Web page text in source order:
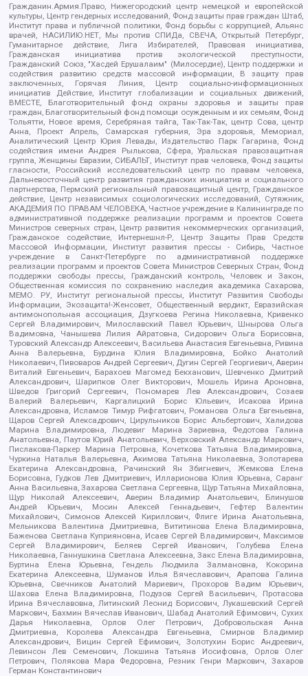
Гражданин.Армия.Право, Нижегородский центр немецкой и европейской
культуры, Центр гендерных исследований, Фонд защиты прав граждан Штаб,
Институт права и публичной политики, Фонд борьбы с коррупцией, Альянс
врачей, НАСИЛИЮ.НЕТ, Мы против СПИДа, СВЕЧА, Открытый Петербург,
Гуманитарное действие, Лига Избирателей, Правовая инициатива,
Гражданская инициатива против экологической преступности,
Гражданский Союз, "Хасдей Ерушалаим" (Милосердие), Центр поддержки и
содействия развитию средств массовой информации, В защиту прав
заключенных, Горячая Линия, Центр социально-информационных
инициатив Действие, Институт глобализации и социальных движений,
ВМЕСТЕ, Благотворительный фонд охраны здоровья и защиты прав
граждан, Благотворительный фонд помощи осужденным и их семьям, Фонд
Тольятти, Новое время, Серебряная тайга, Так-Так-Так, центр Сова, центр
Анна, Проект Апрель, Самарская губерния, Эра здоровья, Мемориал,
Аналитический Центр Юрия Левады, Издательство Парк Гагарина, Фонд
содействия имени Андрея Рылькова, Сфера, Уральская правозащитная
группа, Женщины Евразии, СИБАЛЬТ, Институт прав человека, Фонд защиты
гласности, Российский исследовательский центр по правам человека,
Дальневосточный центр развития гражданских инициатив и социального
партнерства, Пермский региональный правозащитный центр, Гражданское
действие, Центр независимых социологических исследований, Сутяжник,
АКАДЕМИЯ ПО ПРАВАМ ЧЕЛОВЕКА, Частное учреждение в Калининграде по
административной поддержке реализации программ и проектов Совета
Министров северных стран, Центр развития некоммерческих организаций,
Гражданское содействие, Интернешнл-Р, Центр Защиты Прав Средств
Массовой Информации, Институт развития прессы - Сибирь, Частное
учреждение в Санкт-Петербурге по административной поддержке
реализации программ и проектов Совета Министров Северных Стран, Фонд
поддержки свободы прессы, Гражданский контроль, Человек и Закон,
Общественная комиссия по сохранению наследия академика Сахарова,
МЕМО. РУ, Институт региональной прессы, Институт Развития Свободы
Информации, Экозащита!-Женсовет, Общественный вердикт, Евразийская
антимонопольная ассоциация, Дзугкоева Регина Николаевна, Кривенко
Сергей Владимирович, Милославский Павел Юрьевич, Шнырова Ольга
Вадимовна, Чанышева Лилия Айратовна, Сидорович Ольга Борисовна,
Туровский Александр Алексеевич, Васильева Анастасия Евгеньевна, Ривина
Анна Валерьевна, Бурдина Юлия Владимировна, Бойко Анатолий
Николаевич, Пивоваров Андрей Сергеевич, Дугин Сергей Георгиевич, Аверин
Виталий Евгеньевич, Барахоев Магомед Бекханович, Шевченко Дмитрий
Александрович, Шарипков Олег Викторович, Мошель Ирина Ароновна,
Шведов Григорий Сергеевич, Пономарев Лев Александрович, Созаев
Валерий Валерьевич, Каргалицкий Борис Юльевич, Исакова Ирина
Александровна, Исламов Тимур Рифгатович, Романова Ольга Евгеньевна,
Щаров Сергей Алексадрович, Цирульников Борис Альбертович, Халидова
Марина Владимировна, Людевиг Марина Зариевна, Федотова Галина
Анатольевна, Паутов Юрий Анатольевич, Верховский Александр Маркович,
Пислакова-Паркер Марина Петровна, Кочеткова Татьяна Владимировна,
Чуркина Наталья Валерьевна, Акимова Татьяна Николаевна, Золотарева
Екатерина Александровна, Рачинский Ян Збигневич, Жемкова Елена
Борисовна, Гудков Лев Дмитриевич, Илларионова Юлия Юрьевна, Саранг
Анна Васильевна, Захарова Светлана Сергеевна, Щур Татьяна Михайловна,
Щур Николай Алексеевич, Аверин Владимир Анатольевич, Блинушов
Андрей Юрьевич, Мосин Алексей Геннадьевич, Гефтер Валентин
Михайлович, Симонов Алексей Кириллович, Флиге Ирина Анатольевна,
Мельникова Валентина Дмитриевна, Вититинова Елена Владимировна,
Баженова Светлана Куприяновна, Исаев Сергей Владимирович, Максимов
Сергей Владимирович, Беляев Сергей Иванович, Голубева Елена
Николаевна, Ганнушкина Светлана Алексеевна, Закс Елена Владимировна,
Буртина Елена Юрьевна, Гендель Людмила Залмановна, Кокорина
Екатерина Алексеевна, Шуманов Илья Вячеславович, Арапова Галина
Юрьевна, Свечников Анатолий Мариевич, Прохоров Вадим Юрьевич,
Шахова Елена Владимировна, Подузов Сергей Васильевич, Протасова
Ирина Вячеславовна, Литинский Леонид Борисович, Лукашевский Сергей
Маркович, Бахмин Вячеслав Иванович, Шабад Анатолий Ефимович, Сухих
Дарья Николаевна, Орлов Олег Петрович, Добровольская Анна
Дмитриевна, Королева Александра Евгеньевна, Смирнов Владимир
Александрович, Вицин Сергей Ефимович, Золотухин Борис Андреевич,
Левинсон Лев Семенович, Локшина Татьяна Иосифовна, Орлов Олег
Петрович, Полякова Мара Федоровна, Резник Генри Маркович, Захаров
Герман Константинович